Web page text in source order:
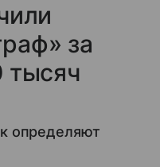
за
тысяч
определяют